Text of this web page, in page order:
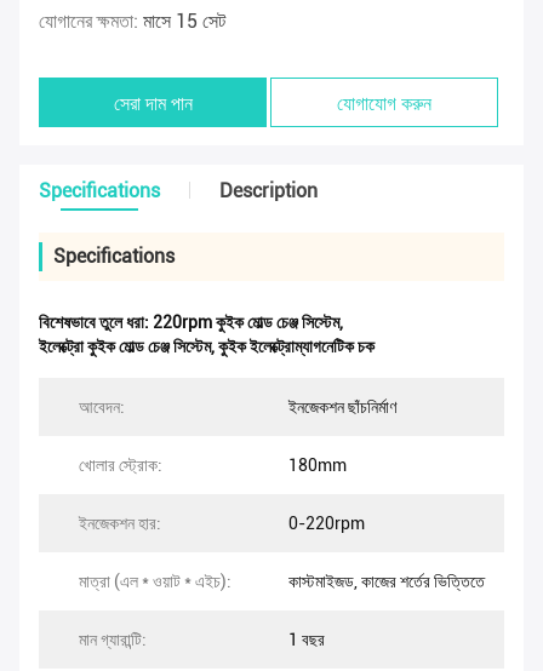
যোগানের ক্ষমতা: মাসে 15 সেট
সেরা দাম পান যোগাযোগ করুন
Specifications Description
Specifications
বিশেষভাবে তুলে ধরা: 220rpm কুইক মোল্ড চেঞ্জ সিস্টেম,
ইলেক্ট্রো কুইক মোল্ড চেঞ্জ সিস্টেম,কুইক ইলেক্ট্রোম্যাগনেটিক চক
আবেদন: ইনজেকশন ছাঁচনির্মাণ
খোলার স্ট্রোক: 180mm
ইনজেকশন হার: 0-220rpm
মাত্রা (এল * ওয়াট * এইচ): কাস্টমাইজড, কাজের শর্তের ভিত্তিতে
মান গ্যারান্টি: 1 বছর